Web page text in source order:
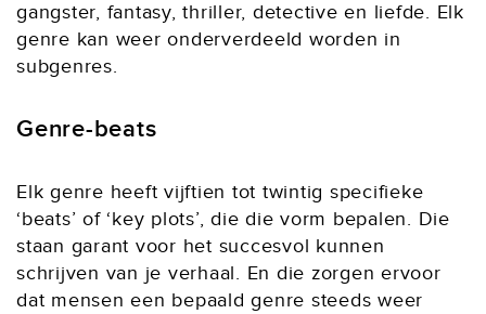
gangster, fantasy, thriller, detective en liefde. Elk
genre kan weer onderverdeeld worden in
subgenres.
Genre-beats
Elk genre heeft vijftien tot twintig specifieke
‘beats’ of ‘key plots’, die die vorm bepalen. Die
staan garant voor het succesvol kunnen
schrijven van je verhaal. En die zorgen ervoor
dat mensen een bepaald genre steeds weer